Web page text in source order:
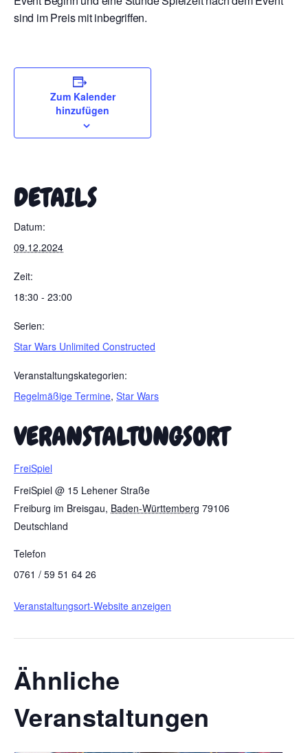
sind im Preis mit inbegriffen.
Zum Kalender
hinzufügen
DETAILS
Datum:
09.12.2024
Zeit:
18:30 - 23:00
Serien:
Star Wars Unlimited Constructed
Veranstaltungskategorien:
Regelmäßige Termine, Star Wars
VERANSTALTUNGSORT
FreiSpiel
FreiSpiel @ 15 Lehener Straße
Freiburg im Breisgau, Baden-Württemberg 79106
Deutschland
Telefon
0761 / 59 51 64 26
Veranstaltungsort-Website anzeigen
Ähnliche
Veranstaltungen